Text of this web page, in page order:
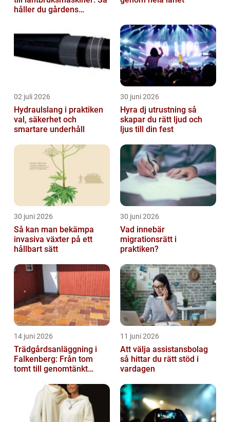
håller du gårdens
02 juli 2026
Hydraulslang i praktiken
val, säkerhet och
smartare underhåll
30 juni 2026
Hyra dj utrustning så
skapar du rätt ljud och
ljus till din fest
30 juni 2026
Så kan man bekämpa
invasiva växter på ett
hållbart sätt
30 juni 2026
Vad innebär
migrationsrätt i
praktiken?
14 juni 2026
Trädgårdsanläggning i
Falkenberg: Från tom
tomt till genomtänkt
11 juni 2026
Att välja assistansbolag
så hittar du rätt stöd i
vardagen